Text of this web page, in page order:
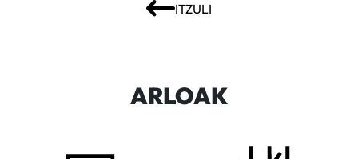
ITZULI
ARLOAK